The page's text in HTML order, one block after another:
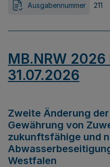
Ausgabennummer 211
MB.NRW 2026
31.07.2026
Zweite Änderung
Gewährung von
zukunftsfähige und
Westfalen